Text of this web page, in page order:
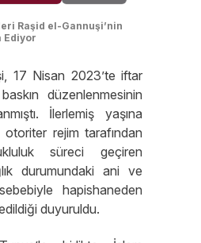
Raşid el-Gannuşi’nin
Ediyor
17 Nisan 2023’te iftar
düzenlenmesinin
İlerlemiş yaşına
rejim tarafından
süreci geçiren
durumundaki ani ve
hapishaneden
duyuruldu.